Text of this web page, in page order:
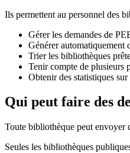
Ils permettent au personnel des
Gérer les demandes de
Générer automatiquement
Trier les bibliothèques
Tenir compte de plusieurs
Obtenir des statistiques
Qui peut faire des
Toute bibliothèque peut envoyer
Seules les bibliothèques